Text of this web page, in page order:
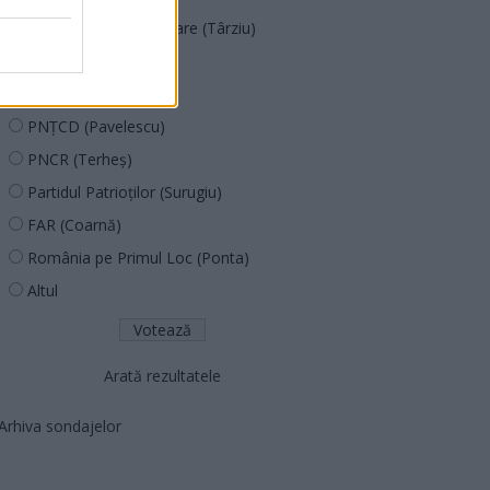
Acțiunea Conservatoare (Târziu)
PNȚCD (Pavelescu)
PNCR (Terheș)
Partidul Patrioților (Surugiu)
FAR (Coarnă)
România pe Primul Loc (Ponta)
Altul
Arată rezultatele
sondajelor